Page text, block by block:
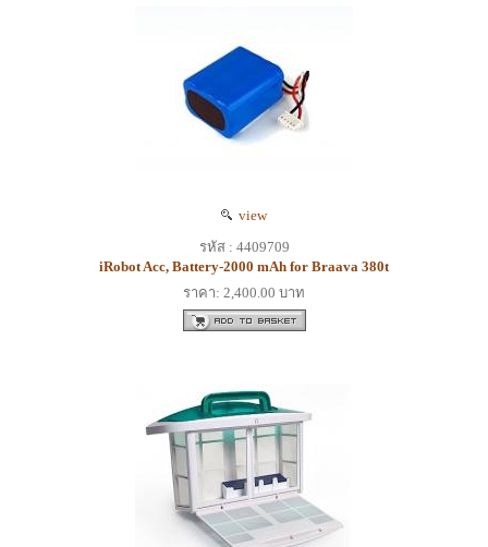
view
รหัส : 4409709
iRobot Acc, Battery-2000 mAh for Braava 380t
ราคา: 2,400.00 บาท